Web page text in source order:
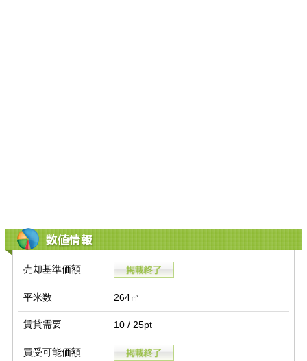
数値情報
売却基準価額
平米数 264㎡
賃貸需要 10 / 25pt
買受可能価額